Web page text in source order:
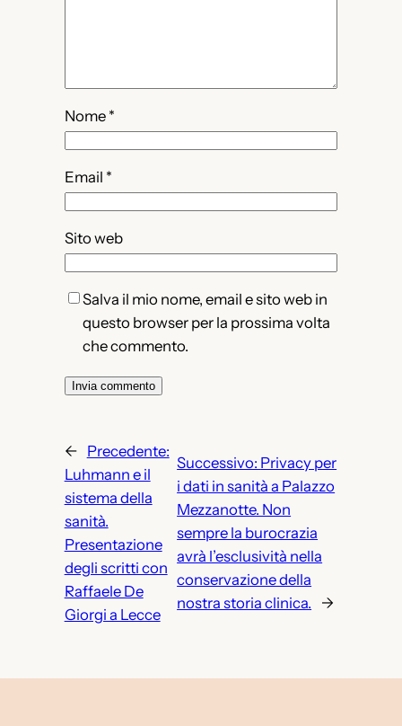
Nome *
Email *
Sito web
Salva il mio nome, email e sito web in
questo browser per la prossima volta
che commento.
←
Precedente:
Luhmann e il
sistema della
sanità.
Presentazione
degli scritti con
Raffaele De
Giorgi a Lecce
Successivo: Privacy per
i dati in sanità a Palazzo
Mezzanotte. Non
sempre la burocrazia
avrà l’esclusività nella
conservazione della
nostra storia clinica.
→